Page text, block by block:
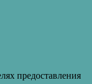
предоставления